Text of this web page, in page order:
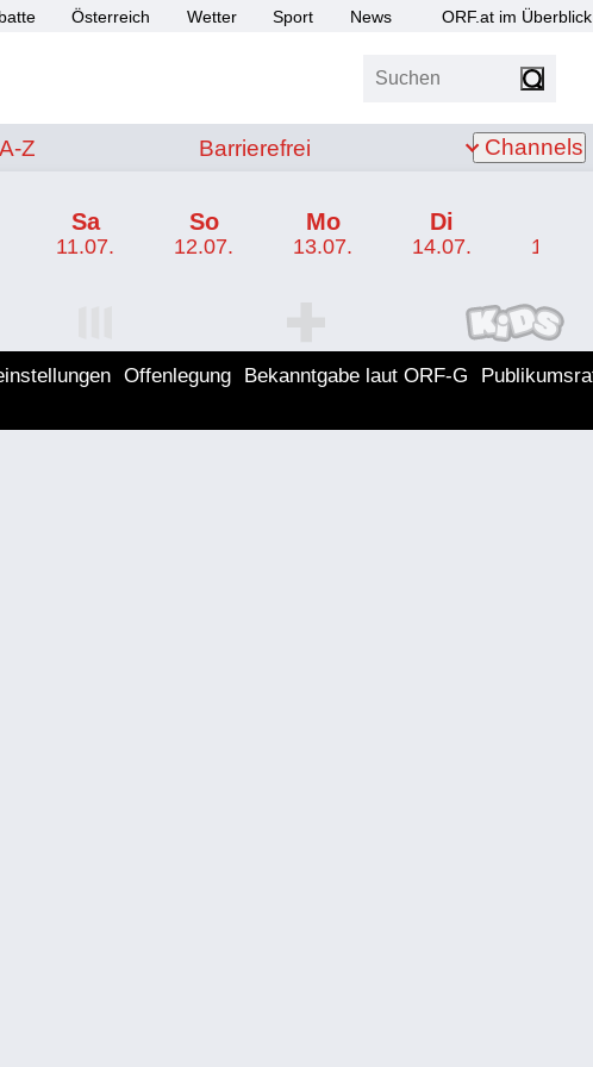
Österreich Wetter Sport News ORF.at im Überblick
Suchen
A bis Z
Z Barrierefrei
Barrierefrei Channels
Sa
11.07.
So
12.07.
Mo
13.07.
Di
14.07. 15.07.
ORF KIDS Programm
Offenlegung Bekanntgabe laut ORF-G